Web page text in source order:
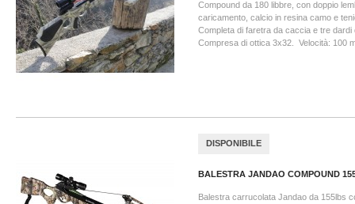
Compound da 180 libbre, con doppio
caricamento, calcio in resina camo e
Completa di faretra da caccia e tre dardi
Compresa di ottica 3x32. Velocità: 100
DISPONIBILE
BALESTRA JANDAO COMPOUND
Balestra carrucolata Jandao da 155lbs